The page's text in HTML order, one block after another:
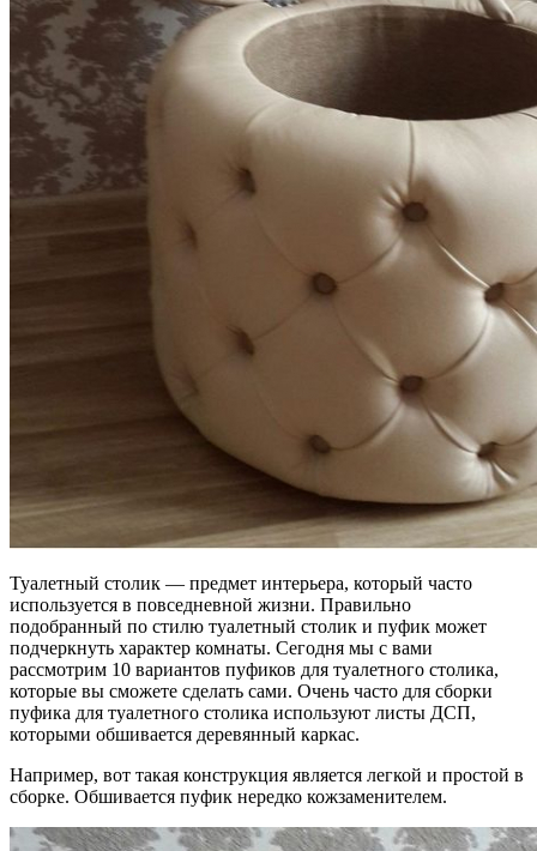
Туалетный столик — предмет интерьера, который часто
используется в повседневной жизни. Правильно
подобранный по стилю туалетный столик и пуфик может
подчеркнуть характер комнаты. Сегодня мы с вами
рассмотрим 10 вариантов пуфиков для туалетного столика,
которые вы сможете сделать сами. Очень часто для сборки
пуфика для туалетного столика используют листы ДСП,
которыми обшивается деревянный каркас.
Например, вот такая конструкция является легкой и простой в
сборке. Обшивается пуфик нередко кожзаменителем.